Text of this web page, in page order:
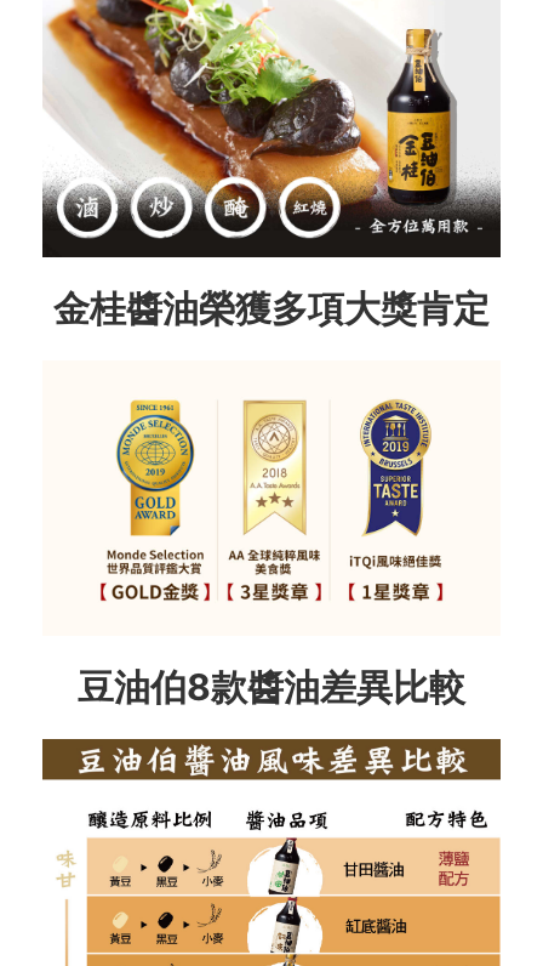
金桂醬油榮獲多項大獎肯定
豆油伯8款醬油差異比較